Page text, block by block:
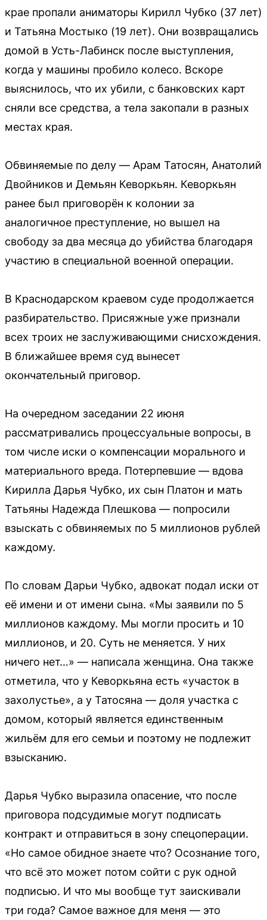
крае пропали аниматоры Кирилл Чубко (37 лет)
и Татьяна Мостыко (19 лет). Они возвращались
домой в Усть-Лабинск после выступления,
когда у машины пробило колесо. Вскоре
выяснилось, что их убили, с банковских карт
сняли все средства, а тела закопали в разных
местах края.
Обвиняемые по делу — Арам Татосян, Анатолий
Двойников и Демьян Кеворкьян. Кеворкьян
ранее был приговорён к колонии за
аналогичное преступление, но вышел на
свободу за два месяца до убийства благодаря
участию в специальной военной операции.
В Краснодарском краевом суде продолжается
разбирательство. Присяжные уже признали
всех троих не заслуживающими снисхождения.
В ближайшее время суд вынесет
окончательный приговор.
На очередном заседании 22 июня
рассматривались процессуальные вопросы, в
том числе иски о компенсации морального и
материального вреда. Потерпевшие — вдова
Кирилла Дарья Чубко, их сын Платон и мать
Татьяны Надежда Плешкова — попросили
взыскать с обвиняемых по 5 миллионов рублей
каждому.
По словам Дарьи Чубко, адвокат подал иски от
её имени и от имени сына. «Мы заявили по 5
миллионов каждому. Мы могли просить и 10
миллионов, и 20. Суть не меняется. У них
ничего нет…» — написала женщина. Она также
отметила, что у Кеворкьяна есть «участок в
захолустье», а у Татосяна — доля участка с
домом, который является единственным
жильём для его семьи и поэтому не подлежит
взысканию.
Дарья Чубко выразила опасение, что после
приговора подсудимые могут подписать
контракт и отправиться в зону спецоперации.
«Но самое обидное знаете что? Осознание того,
что всё это может потом сойти с рук одной
подписью. И что мы вообще тут заискивали
три года? Самое важное для меня — это